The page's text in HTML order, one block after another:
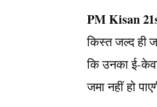
PM Kisan
किस्त जल्द ही
कि उनका ई-
जमा नहीं हो